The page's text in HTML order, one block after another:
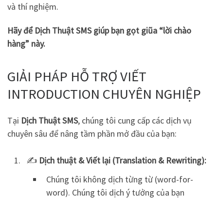
và thí nghiệm.
Hãy để Dịch Thuật SMS giúp bạn gọt giũa “lời chào
hàng” này.
GIẢI PHÁP HỖ TRỢ VIẾT
INTRODUCTION CHUYÊN NGHIỆP
Tại Dịch Thuật SMS, chúng tôi cung cấp các dịch vụ
chuyên sâu để nâng tầm phần mở đầu của bạn:
✍️ Dịch thuật & Viết lại (Translation & Rewriting):
Chúng tôi không dịch từng từ (word-for-
word). Chúng tôi dịch ý tưởng của bạn